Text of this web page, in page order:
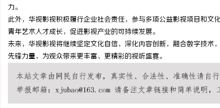
力。
此外，华视影视积极履行企业社会责任，参与多项公益影视项目和
青年艺术人才成长，促进影视产业的可持续发展。
未来，华视影视将继续坚定文化自信，深化内容创新，融合数字技
先锋力量，为观众带来更丰富、更精彩的视听盛宴。
Co2打标系列：工业标